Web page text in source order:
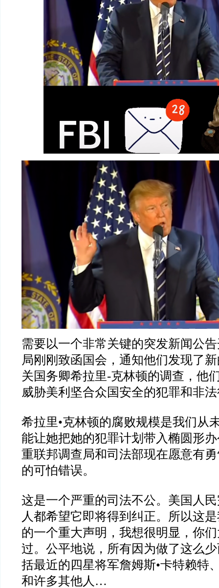
需要以一个非常关键的突发新闻公
局刚刚致函国会，通知他们发现了
关国务卿希拉里-克林顿的调查，他
威胁美利坚合众国安全的犯罪和非
希拉里•克林顿的腐败规模是我们从
能让她把她的犯罪计划带入椭圆形
重联邦调查局和司法部现在愿意有
的可怕错误。
这是一个严重的司法不公。美国人
人都希望它即将得到纠正。所以这
的一个重大声明，我想很明显，你
过。公平地说，所有因为做了这么
括最近的四星将军詹姆斯•卡特赖特
和许多其他人…